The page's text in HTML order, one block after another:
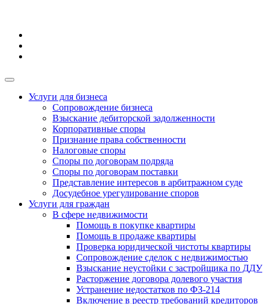
Услуги для бизнеса
Сопровождение бизнеса
Взыскание дебиторской задолженности
Корпоративные споры
Признание права собственности
Налоговые споры
Споры по договорам подряда
Споры по договорам поставки
Представление интересов в арбитражном суде
Досудебное урегулирование споров
Услуги для граждан
В сфере недвижимости
Помощь в покупке квартиры
Помощь в продаже квартиры
Проверка юридической чистоты квартиры
Сопровождение сделок с недвижимостью
Взыскание неустойки с застройщика по ДДУ
Расторжение договора долевого участия
Устранение недостатков по ФЗ-214
Включение в реестр требований кредиторов